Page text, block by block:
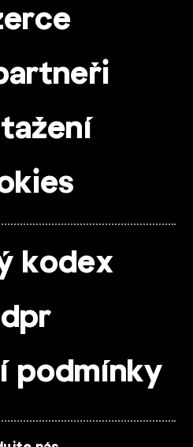
kodex
podmínky